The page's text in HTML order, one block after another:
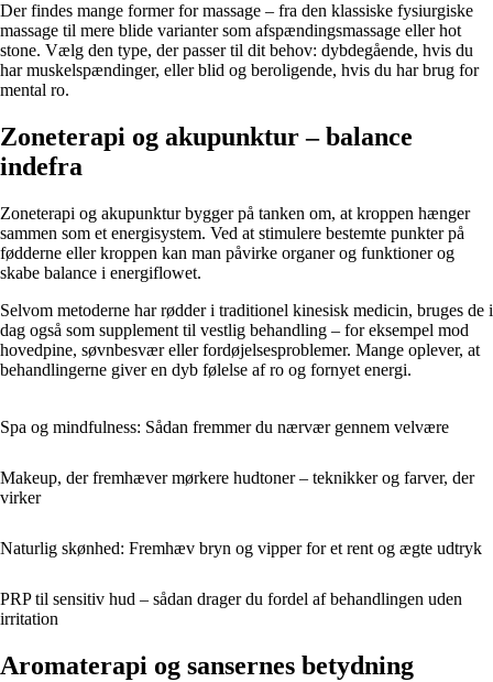
Der findes mange former for massage – fra den klassiske fysiurgiske
massage til mere blide varianter som afspændingsmassage eller hot
stone. Vælg den type, der passer til dit behov: dybdegående, hvis du
har muskelspændinger, eller blid og beroligende, hvis du har brug for
mental ro.
Zoneterapi og akupunktur – balance
indefra
Zoneterapi og akupunktur bygger på tanken om, at kroppen hænger
sammen som et energisystem. Ved at stimulere bestemte punkter på
fødderne eller kroppen kan man påvirke organer og funktioner og
skabe balance i energiflowet.
Selvom metoderne har rødder i traditionel kinesisk medicin, bruges de i
dag også som supplement til vestlig behandling – for eksempel mod
hovedpine, søvnbesvær eller fordøjelsesproblemer. Mange oplever, at
behandlingerne giver en dyb følelse af ro og fornyet energi.
Spa og mindfulness: Sådan fremmer du nærvær gennem velvære
Makeup, der fremhæver mørkere hudtoner – teknikker og farver, der
virker
Naturlig skønhed: Fremhæv bryn og vipper for et rent og ægte udtryk
PRP til sensitiv hud – sådan drager du fordel af behandlingen uden
irritation
Aromaterapi og sansernes betydning